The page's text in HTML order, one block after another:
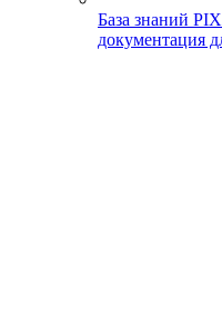
База знаний
документация